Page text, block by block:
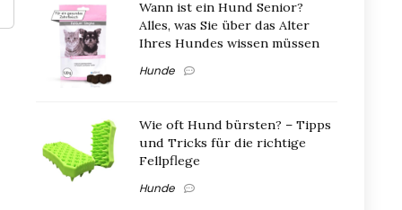
Wann ist ein Hund Senior?
Alles, was Sie über das Alter
Ihres Hundes wissen müssen
Hunde
Wie oft Hund bürsten? – Tipps
und Tricks für die richtige
Fellpflege
Hunde